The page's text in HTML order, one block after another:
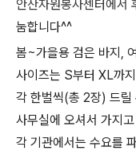
안산자원봉사센터에서
눔합니다^^
봄~가을용 검은 바지,
사이즈는 S부터 XL까
각 한벌씩(총 2장) 드릴
사무실에 오셔서 가지
각 기관에서는 수요를